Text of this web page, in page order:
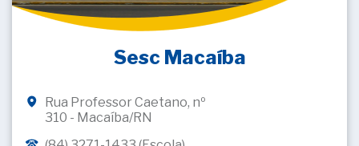
Sesc Macaíba
Rua Professor Caetano, nº
310 - Macaíba/RN